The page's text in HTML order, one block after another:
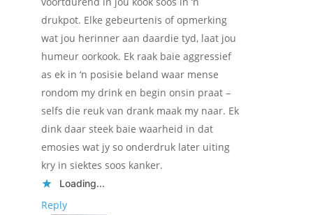
drukpot. Elke gebeurtenis of opmerking
wat jou herinner aan daardie tyd, laat jou
humeur oorkook. Ek raak baie aggressief
as ek in ‘n posisie beland waar mense
rondom my drink en begin onsin praat –
selfs die reuk van drank maak my naar. Ek
dink daar steek baie waarheid in dat
emosies wat jy so onderdruk later uiting
kry in siektes soos kanker.
Loading...
Reply